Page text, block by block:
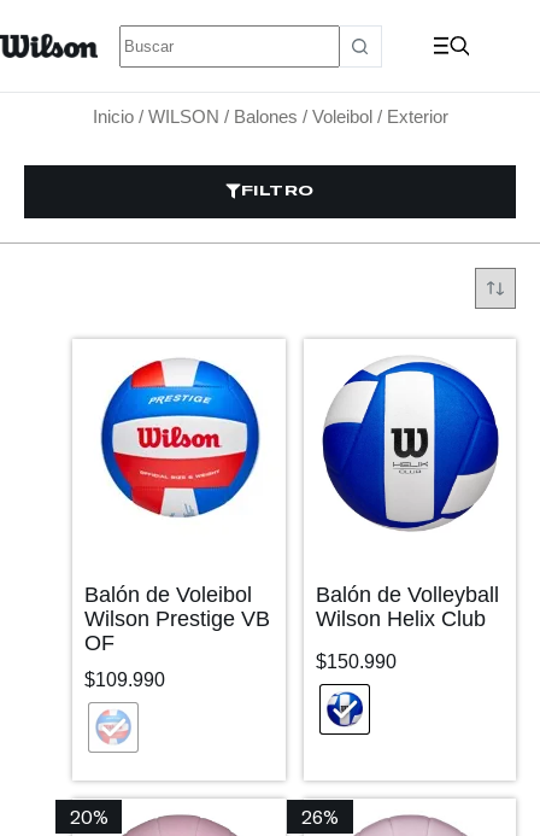
Inicio/ WILSON / Balones / Voleibol/ Exterior
FILTRO
Balón de Voleibol
Wilson Prestige VB
OF
$109.990
Balón de Volleyball
Wilson Helix Club
$150.990
20% 26%